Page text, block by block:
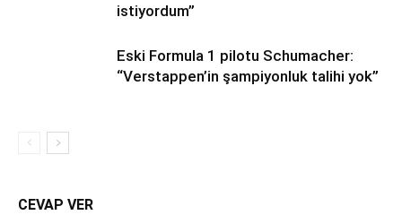
istiyordum”
Eski Formula 1 pilotu Schumacher:
“Verstappen’in şampiyonluk talihi yok”
CEVAP VER